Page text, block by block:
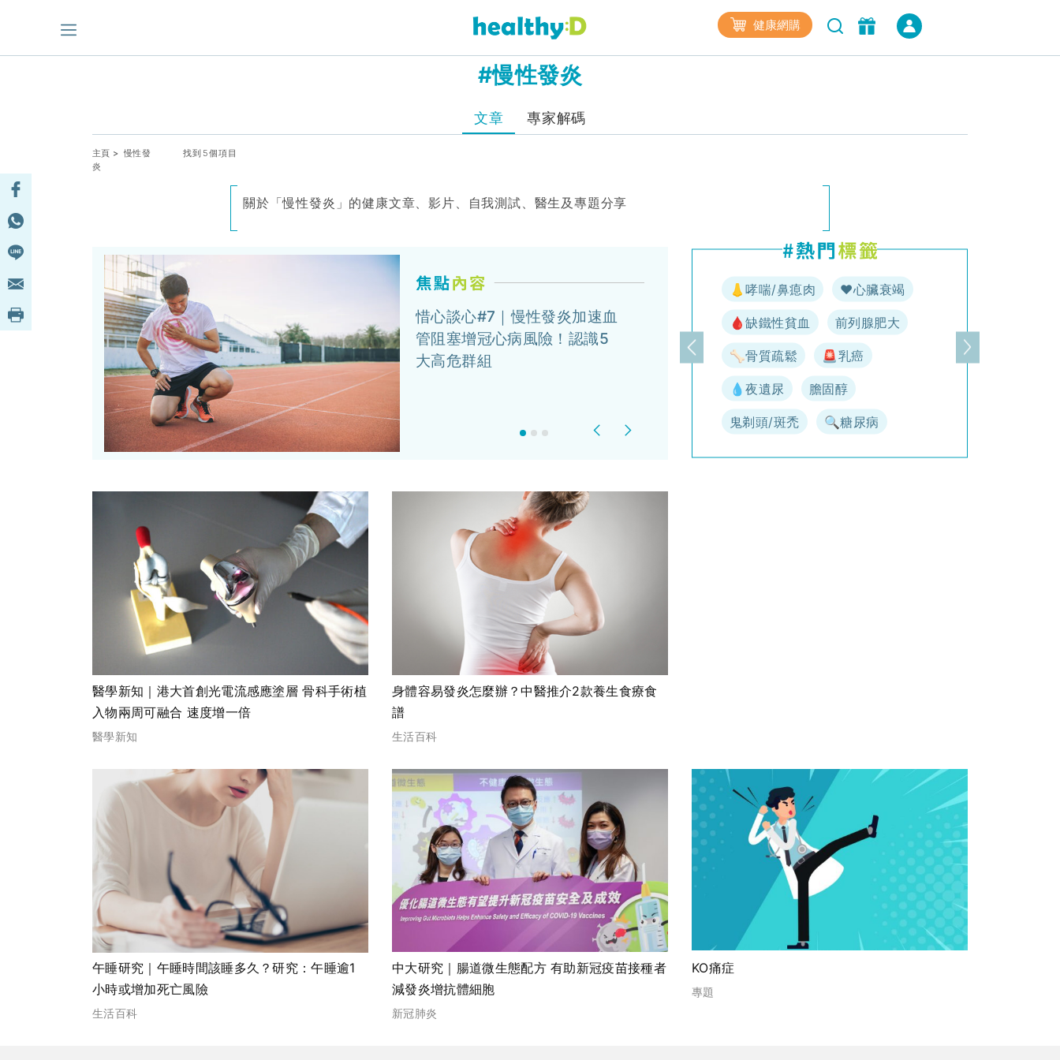
健康網購
#慢性發炎
文章 專家解碼
主頁 > 慢性發
炎
找到5個項目
關於「慢性發炎」的健康文章、影片、自我測試、醫生及專題分享
惜心談心#7｜慢性發炎加速血
管阻塞增冠心病風險！認識5
大高危群組
Previous
上一頁
👃哮喘/鼻瘜肉 ♥️心臟衰竭
🩸缺鐵性貧血 前列腺肥大
🦴骨質疏鬆 🚨乳癌
💧夜遺尿 膽固醇
鬼剃頭/斑禿 🔍糖尿病
下一頁
醫學新知｜港大首創光電流感應塗層 骨科手術植
入物兩周可融合 速度增一倍
醫學新知
身體容易發炎怎麼辦？中醫推介2款養生食療食
譜
生活百科
午睡研究｜午睡時間該睡多久？研究：午睡逾1
小時或增加死亡風險
生活百科
中大研究｜腸道微生態配方 有助新冠疫苗接種者
減發炎增抗體細胞
新冠肺炎
KO痛症
專題